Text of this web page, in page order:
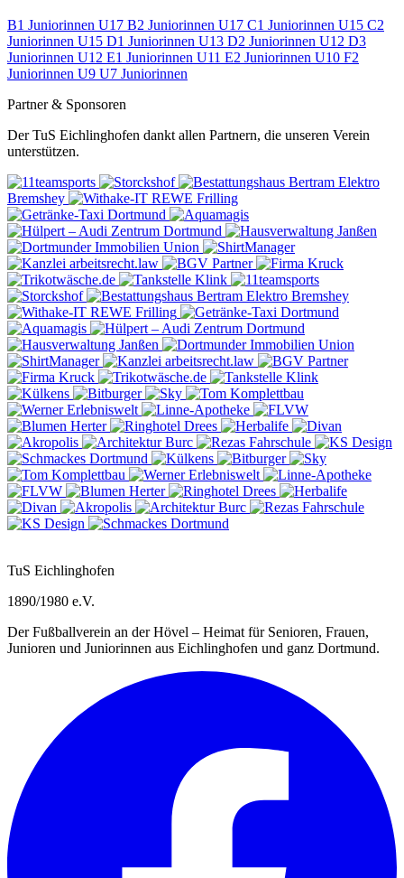
B1 Juniorinnen U17 B2 Juniorinnen U17 C1 Juniorinnen U15 C2
Juniorinnen U15 D1 Juniorinnen U13 D2 Juniorinnen U12 D3
Juniorinnen U12 E1 Juniorinnen U11 E2 Juniorinnen U10 F2
Juniorinnen U9 U7 Juniorinnen
Partner & Sponsoren
Der TuS Eichlinghofen dankt allen Partnern, die unseren Verein
unterstützen.
Elektro
Bremshey
REWE Frilling
Elektro Bremshey
REWE Frilling
TuS Eichlinghofen
1890/1980 e.V.
Der Fußballverein an der Hövel – Heimat für Senioren, Frauen,
Junioren und Juniorinnen aus Eichlinghofen und ganz Dortmund.